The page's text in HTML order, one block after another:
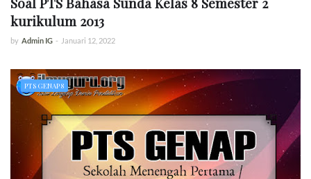
kurikulum 2013
by Admin IG - Januari 12, 2022
PTS GENAP 8